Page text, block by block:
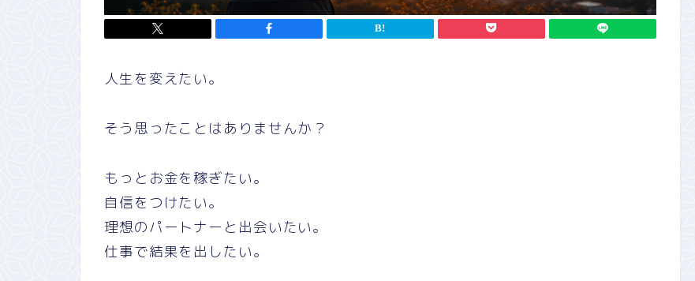
人生を変えたい。
そう思ったことはありませんか？
もっとお金を稼ぎたい。
自信をつけたい。
理想のパートナーと出会いたい。
仕事で結果を出したい。